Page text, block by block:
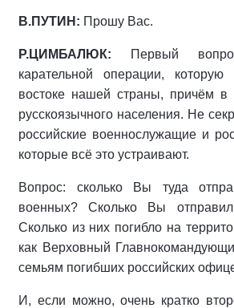
В.ПУТИН: Прошу Вас.
Р.ЦИМБАЛЮК:
Первый
карательной операции,
востоке нашей страны, причём в
русскоязычного населения. Не
российские военнослужащие и
которые всё это устраивают.
Вопрос: сколько Вы туда
военных? Сколько Вы
Сколько из них погибло на
как Верховный
семьям погибших российских
И, если можно, очень кратко